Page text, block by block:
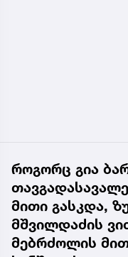
როგორც გია
მითი გასკდა,
მშვილდაძის
მებრძოლის